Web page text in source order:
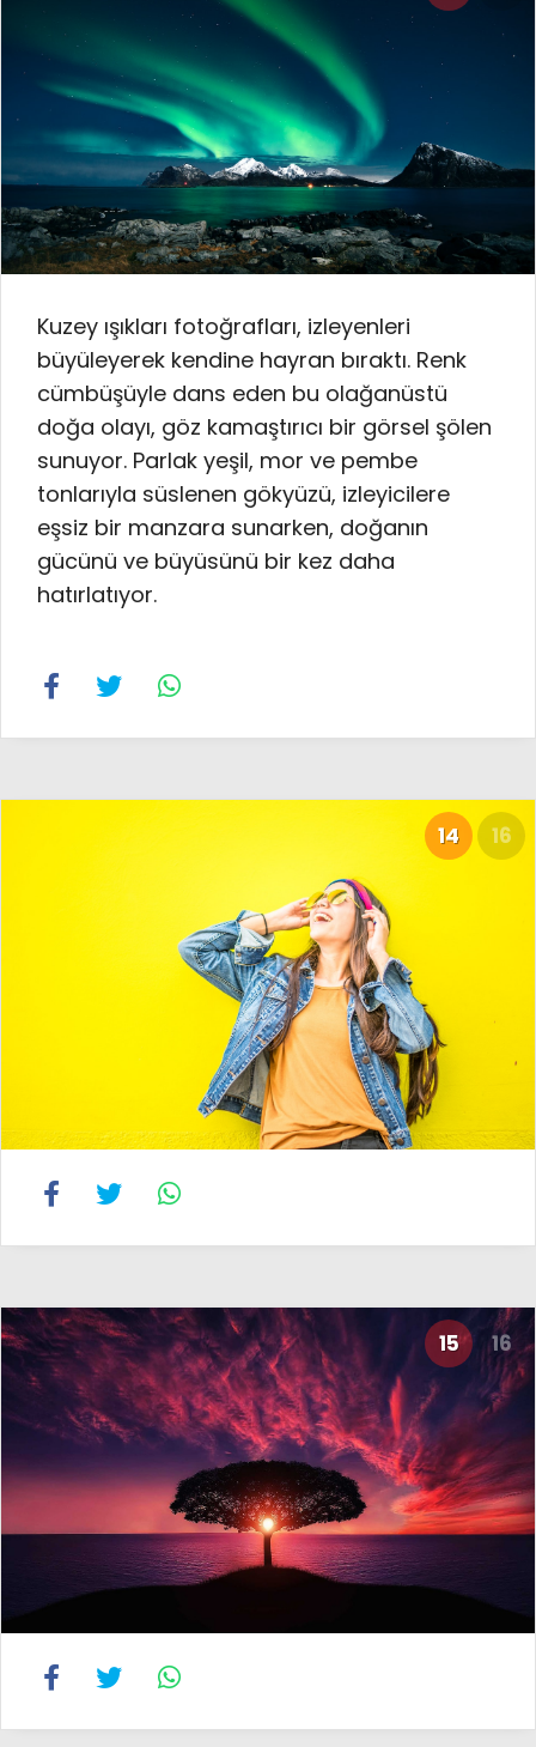
Kuzey ışıkları fotoğrafları, izleyenleri
büyüleyerek kendine hayran bıraktı. Renk
cümbüşüyle dans eden bu olağanüstü
doğa olayı, göz kamaştırıcı bir görsel şölen
sunuyor. Parlak yeşil, mor ve pembe
tonlarıyla süslenen gökyüzü, izleyicilere
eşsiz bir manzara sunarken, doğanın
gücünü ve büyüsünü bir kez daha
hatırlatıyor.
14 16
15 16